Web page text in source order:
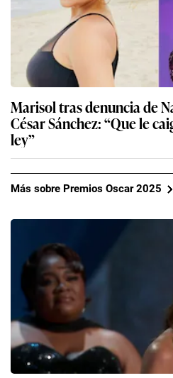
Marisol tras denuncia de
César Sánchez: “Que le
ley”
Más sobre Premios Oscar 2025